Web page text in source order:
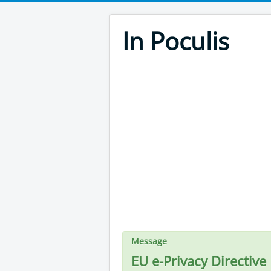
In Poculis
Message
EU e-Privacy Directive